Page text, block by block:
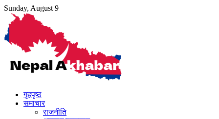
Skip
content
Sunday, August 9
गृहपृष्ठ
समाचार
राजनीति